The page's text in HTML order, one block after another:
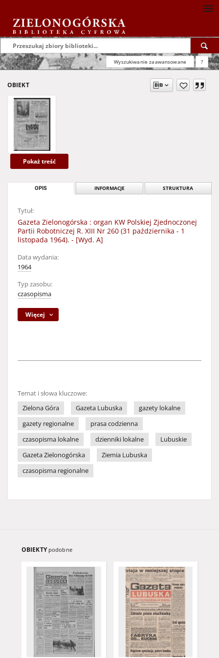
Wyszukiwanie zaawansowane ?
OBIEKT
Pokaż treść
OPIS INFORMACJE STRUKTURA
Tytuł:
Gazeta Zielonogórska : organ KW Polskiej Zjednoczonej
Partii Robotniczej R. XIII Nr 260 (31 października - 1
listopada 1964). - [Wyd. A]
Data wydania:
1964
Typ zasobu:
czasopisma
Więcej
Temat i słowa kluczowe:
Zielona Góra
Gazeta Lubuska
gazety lokalne
gazety regionalne
prasa codzienna
czasopisma lokalne
dzienniki lokalne
Lubuskie
Gazeta Zielonogórska
Ziemia Lubuska
czasopisma regionalne
OBIEKTY podobne